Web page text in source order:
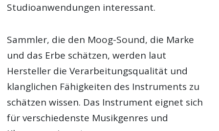
Studioanwendungen interessant.
Sammler, die den Moog-Sound, die Marke
und das Erbe schätzen, werden laut
Hersteller die Verarbeitungsqualität und
klanglichen Fähigkeiten des Instruments zu
schätzen wissen. Das Instrument eignet sich
für verschiedenste Musikgenres und